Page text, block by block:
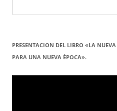
PRESENTACION DEL LIBRO «LA
PARA UNA NUEVA ÉPOCA».